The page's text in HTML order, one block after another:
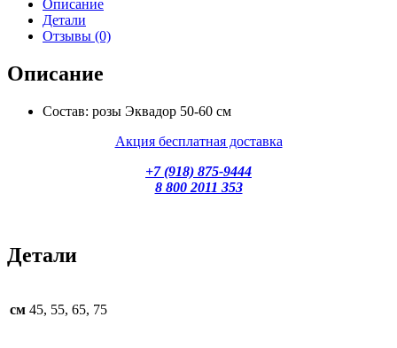
Описание
Детали
Отзывы (0)
Описание
Состав: розы Эквадор 50-60 см
Акция бесплатная доставка
+7 (918) 875-9444
8 800 2011 353
Детали
см 45, 55, 65, 75